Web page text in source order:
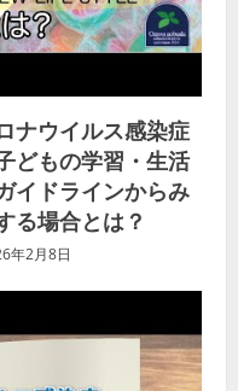
ナウイルス感染症
どもの学習・生活
イドラインからみ
る場合とは？
年2月8日